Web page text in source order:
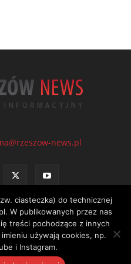
news.pl
Regulamin portalu
Rzeszów News. Wszystkie prawa
ciasteczka) do technicznej
W publikowanych przez nas
treści pochodzące z innych
używają cookies, np.
i Instagram.